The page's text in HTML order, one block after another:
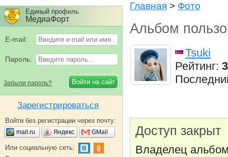
Главная > Фото
Альбом
Tsuki
Рейтинг:
Доступ закрыт
Владелец
Единый профиль
МедиаФорт
E-mail:
Пароль:
Забыли пароль?
Зарегистрироваться
Войти без регистрации через почту:
mail.ru Яндекс GMail
Или социальную сеть: